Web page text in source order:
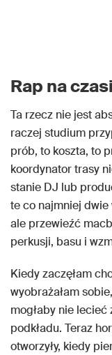
Rap na
Ta rzecz nie jest
raczej studium
prób, to koszta, to
koordynator trasy
stanie DJ lub
te co najmniej dwie
ale przewieźć
perkusji, basu i
Kiedy zaczęłam
wyobrażałam
mogłaby nie
podkładu. Teraz
otworzyły, kiedy